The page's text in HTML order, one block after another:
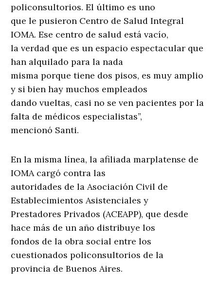
policonsultorios. El último es uno
que le pusieron Centro de Salud Integral
IOMA. Ese centro de salud está vacío,
la verdad que es un espacio espectacular que
han alquilado para la nada
misma porque tiene dos pisos, es muy amplio
y si bien hay muchos empleados
dando vueltas, casi no se ven pacientes por la
falta de médicos especialistas”,
mencionó Santi.
En la misma línea, la afiliada marplatense de
IOMA cargó contra las
autoridades de la Asociación Civil de
Establecimientos Asistenciales y
Prestadores Privados (ACEAPP), que desde
hace más de un año distribuye los
fondos de la obra social entre los
cuestionados policonsultorios de la
provincia de Buenos Aires.